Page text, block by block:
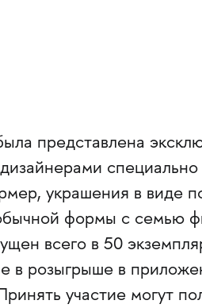
представлена
украшения в виде
формы с семью
всего в 50
в розыгрыше в
участие могут